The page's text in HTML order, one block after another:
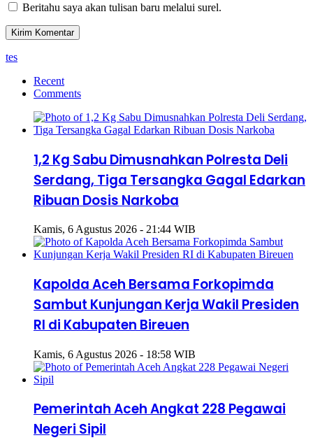
Beritahu saya akan tulisan baru melalui surel.
tes
Recent
Comments
1,2 Kg Sabu Dimusnahkan Polresta Deli
Serdang, Tiga Tersangka Gagal Edarkan
Ribuan Dosis Narkoba
Kamis, 6 Agustus 2026 - 21:44 WIB
Kapolda Aceh Bersama Forkopimda
Sambut Kunjungan Kerja Wakil Presiden
RI di Kabupaten Bireuen
Kamis, 6 Agustus 2026 - 18:58 WIB
Pemerintah Aceh Angkat 228 Pegawai
Negeri Sipil